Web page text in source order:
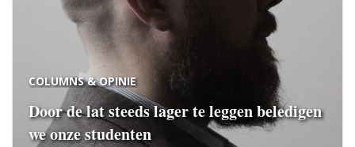
COLUMNS & OPINIE
Door de lat steeds lager te leggen beledigen
we onze studenten